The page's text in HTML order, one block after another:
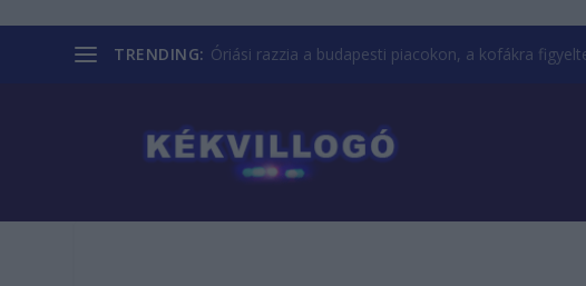
TRENDING: Óriási razzia a budapesti piacokon, a kofákra